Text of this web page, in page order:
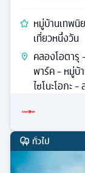
หมู่บ้านเทพนิ
เที่ยวหนึ่งวัน
คลองโอตา
พาร์ค - หมู่บ้
ไซโนะโอกะ
ทั่วไป